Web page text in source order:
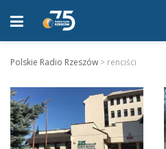
Polskie Radio Rzeszów > renciści